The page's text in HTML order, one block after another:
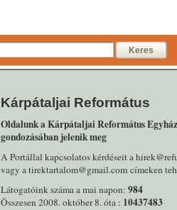
Keres
Kárpátaljai Református
Oldalunk a Kárpátaljai Református
gondozásában jelenik meg
A Portállal kapcsolatos kérdéseit a
vagy a tirektartalom@gmail.com címeken
Látogatóink száma a mai napon: 984
Összesen 2008. október 8. óta : 10437483